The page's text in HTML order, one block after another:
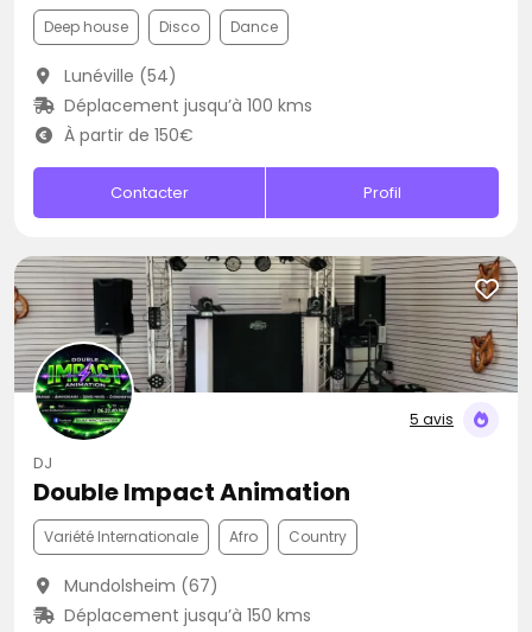
Deep house Disco Dance
Lunéville (54)
Déplacement jusqu’à 100 kms
À partir de 150€
Contacter Profil
5 avis
DJ
Double Impact Animation
Variété Internationale Afro Country
Mundolsheim (67)
Déplacement jusqu’à 150 kms